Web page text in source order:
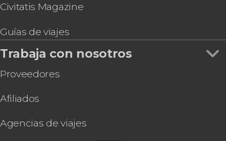
Civitatis Magazine
Guías de viajes
Trabaja con nosotros
Proveedores
Afiliados
Agencias de viajes